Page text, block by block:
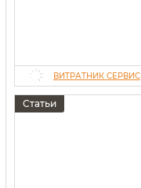
ВИТРАТНИК СЕРВИС
Статьи